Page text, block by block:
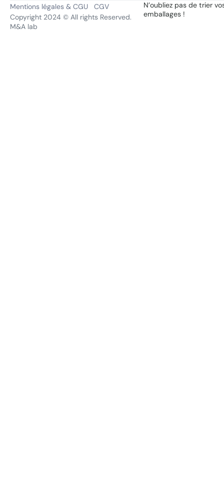
Mentions légales & CGU
CGV
Copyright 2024 © All rights Reserved.
M&A lab
N’oubliez pas de trier
emballages !